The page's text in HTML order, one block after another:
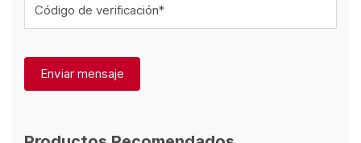
Código de verificación*
Enviar mensaje